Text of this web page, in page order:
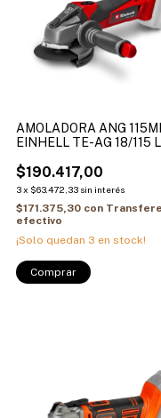
AMOLADORA ANG
EINHELL TE-AG 18/115
$190.417,00
3x $63.472,33 sin interés
$171.375,30 con
efectivo
¡Solo quedan 3 en stock!